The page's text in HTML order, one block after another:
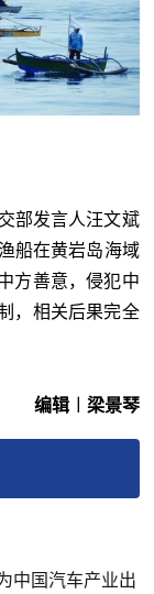
部发言人汪文斌
船在黄岩岛海域
方善意，侵犯中
，相关后果完全
编辑︱梁景琴
中国汽车产业出